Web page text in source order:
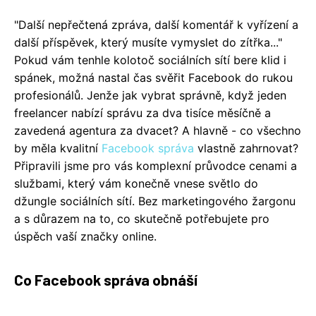
"Další nepřečtená zpráva, další komentář k vyřízení a
další příspěvek, který musíte vymyslet do zítřka..."
Pokud vám tenhle kolotoč sociálních sítí bere klid i
spánek, možná nastal čas svěřit Facebook do rukou
profesionálů. Jenže jak vybrat správně, když jeden
freelancer nabízí správu za dva tisíce měsíčně a
zavedená agentura za dvacet? A hlavně - co všechno
by měla kvalitní Facebook správa vlastně zahrnovat?
Připravili jsme pro vás komplexní průvodce cenami a
službami, který vám konečně vnese světlo do
džungle sociálních sítí. Bez marketingového žargonu
a s důrazem na to, co skutečně potřebujete pro
úspěch vaší značky online.
Co Facebook správa obnáší